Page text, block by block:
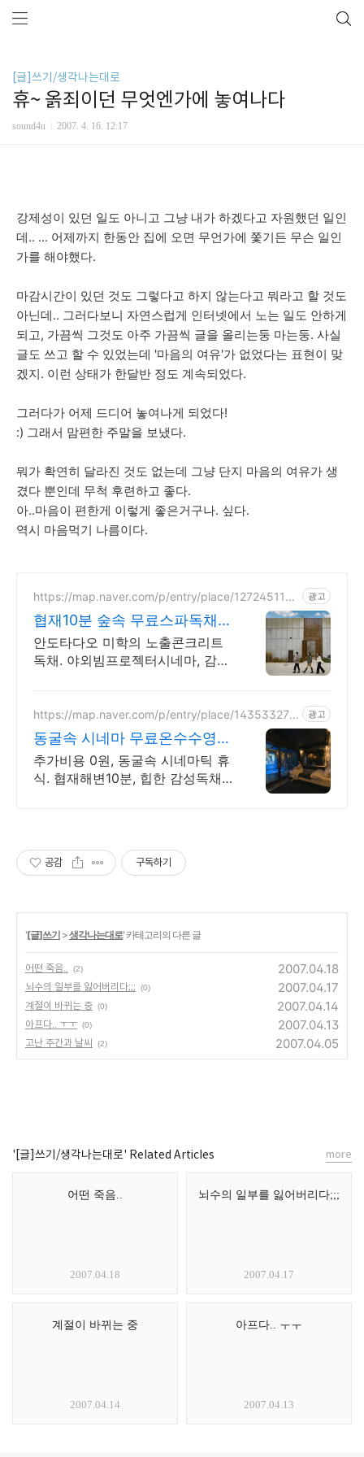
[글]쓰기/생각나는대로
휴~ 옭죄이던 무엇엔가에 놓여나다
sound4u 2007. 4. 16. 12:17
강제성이 있던 일도 아니고 그냥 내가 하겠다고 자원했던 일인
데.. ... 어제까지 한동안 집에 오면 무언가에 쫓기든 무슨 일인
가를 해야했다.
마감시간이 있던 것도 그렇다고 하지 않는다고 뭐라고 할 것도
아닌데.. 그러다보니 자연스럽게 인터넷에서 노는 일도 안하게
되고, 가끔씩 그것도 아주 가끔씩 글을 올리는둥 마는둥. 사실
글도 쓰고 할 수 있었는데 '마음의 여유'가 없었다는 표현이 맞
겠지. 이런 상태가 한달반 정도 계속되었다.
그러다가 어제 드디어 놓여나게 되었다!
:) 그래서 맘편한 주말을 보냈다.
뭐가 확연히 달라진 것도 없는데 그냥 단지 마음의 여유가 생
겼다 뿐인데 무척 후련하고 좋다.
아..마음이 편한게 이렇게 좋은거구나. 싶다.
역시 마음먹기 나름이다.
https://map.naver.com/p/entry/place/127245113
광고
협재10분 숲속 무료스파독채
안도타다오 미학이 깃든 건축
안도타다오 미학의 노출콘크리트
독채. 야외빔프로젝터시네마, 감성
메니티, 캡슐커피완비. 먼지없는
청결
https://map.naver.com/p/entry/place/143533273
광고
동굴속 시네마 무료온수수영장
독특하고 아늑한 제주 아지트
추가비용 0원, 동굴속 시네마틱 휴
식. 협재해변10분, 힙한 감성독채,
공감 구독하기
'[글]쓰기 >생각나는대로' 카테고리의 다른 글
어떤 죽음.. (2) 2007.04.18
뇌수의 일부를 잃어버리다;;; (0) 2007.04.17
계절이 바뀌는 중 (0) 2007.04.14
아프다.. ㅜㅜ (0) 2007.04.13
고난 주간과 날씨 (2) 2007.04.05
'[글]쓰기/생각나는대로' Related Articles
어떤 죽음..
2007.04.18
뇌수의 일부를 잃어버리다;;;
2007.04.17
계절이 바뀌는 중
2007.04.14
아프다.. ㅜㅜ
2007.04.13
more